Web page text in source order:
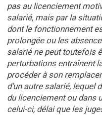
pas au licenciement
salarié, mais par la
dont le fonctionnement
prolongée ou les
salarié ne peut toutefois
perturbations entraînent
procéder à son
d’un autre salarié, lequel
du licenciement ou dans
celui-ci, délai que les